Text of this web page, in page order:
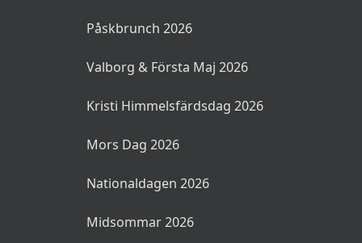
Påskbrunch 2026
Valborg & Första Maj 2026
Kristi Himmelsfärdsdag 2026
Mors Dag 2026
Nationaldagen 2026
Midsommar 2026